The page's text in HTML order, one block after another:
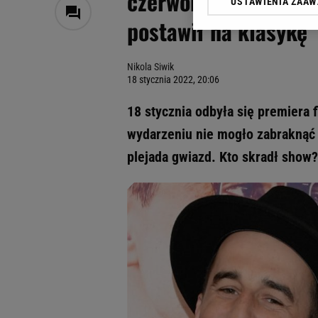
postawił na klasykę
Nikola Siwik
18 stycznia 2022, 20:06
18 stycznia odbyła się premiera
wydarzeniu nie mogło
plejada gwiazd. Kto skradł
Klikając „Akceptuję”
dotyczące plików
Użycie dokładnych
Przechowywanie
badnie odbiorców i